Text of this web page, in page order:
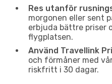
Res utanför
morgonen eller sent
erbjuda bättre priser
flygplatsen.
Använd Travellink
och förmåner med
riskfritt i 30 dagar.